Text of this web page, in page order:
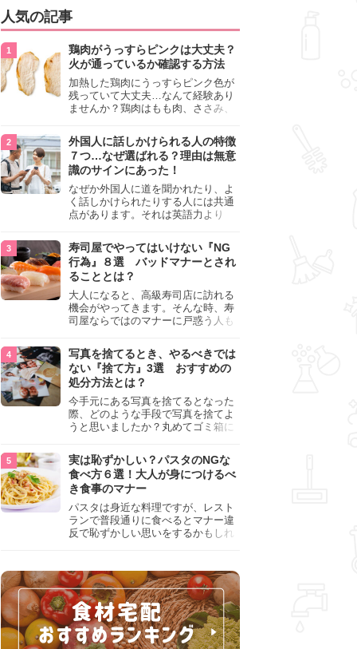
人気の記事
鶏肉がうっすらピンクは大丈夫？
火が通っているか確認する方法
加熱した鶏肉にうっすらピンク色が
残っていて大丈夫…なんて経験あり
ませんか？鶏肉はもも肉、ささみ、
わいが異なり、いろいろと楽しめる
料理ですが、鶏肉は加熱した後でも
うっすらピンク色の部分が大丈夫な
のと気になるときがあります。この
記事では生焼けか火が通っているの
かを確認する方法や、鶏肉を調理す
るときの注意点を紹介しますので、
参考にしてみてくださいね。
外国人に話しかけられる人の特徴
７つ…なぜ選ばれる？理由は無意
識のサインにあった！
なぜか外国人に道を聞かれたり、よ
く話しかけられたりする人には共通
点があります。それは英語力より
けても大丈夫」というサインが関係
しています。よく選ばれる人の特徴
や、英語が苦手でも焦らない対処
法、自分を守るための注意点を詳し
く解説します。
寿司屋でやってはいけない『NG
行為』８選 バッドマナーとされ
ることとは？
大人になると、高級寿司店に訪れる
機会がやってきます。そんな時、寿
司屋ならではのマナーに戸惑う人も
らためて寿司屋でやってはいけない
『NG行為』をチェックしましょう。
写真を捨てるとき、やるべきでは
ない『捨て方』3選 おすすめの
処分方法とは？
今手元にある写真を捨てるとなった
際、どのような手段で写真を捨てよ
うと思いましたか？丸めてゴミ箱に
真は個人情報が詰まっているので、
ただ丸めただけの状態で捨ててしま
うのは危険です。写真にすべきでは
ない捨て方をまとめているので、ぜ
ひチェックしておきましょう。
実は恥ずかしい？パスタのNGな
食べ方６選！大人が身につけるべ
き食事のマナー
パスタは身近な料理ですが、レスト
ランで普段通りに食べるとマナー違
反で恥ずかしい思いをするかもしれ
して、正しい食べ方を確認しましょ
う。大人の嗜みとして知っておきた
い新常識を解説します。